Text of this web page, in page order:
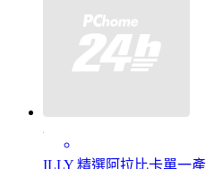
ILLY 精選阿拉比卡單一